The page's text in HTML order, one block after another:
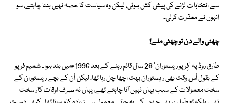
سے انتخابات لڑنے کی پیش کش ہوئی، لیکن وہ سیاست کا حصہ نہیں بننا چاہتے، سو
انہوں نے معذرت کرلی۔
چھٹی والے دن تو چھٹی ملے!
طارق روڈ پہ 'فِرپو ریستوران' 28 سال قائم رہنے کے بعد 1996ءمیں بند ہوا۔ شمیم فرپو
کے بقول اُس وقت بھی ریستوران بہت اچھا چل رہا تھا، لیکن اُن کے بچے ریستوران کے
سخت معمولات کے سبب یہاں نہیں آنا چاہتے تھے، یہاں نہ صرف اوقات کار سخت